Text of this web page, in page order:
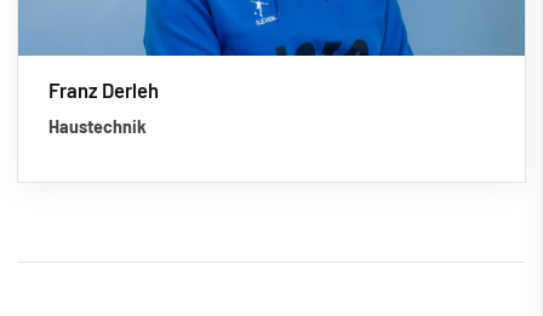
Franz Derleh
Haustechnik